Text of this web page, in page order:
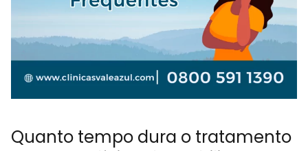
Quanto tempo dura o tratamento